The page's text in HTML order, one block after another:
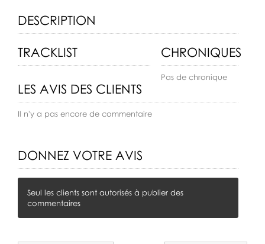
DESCRIPTION
TRACKLIST CHRONIQUES
Pas de chronique
LES AVIS DES CLIENTS
Il n'y a pas encore de commentaire
DONNEZ VOTRE AVIS
Seul les clients sont autorisés à publier des
commentaires